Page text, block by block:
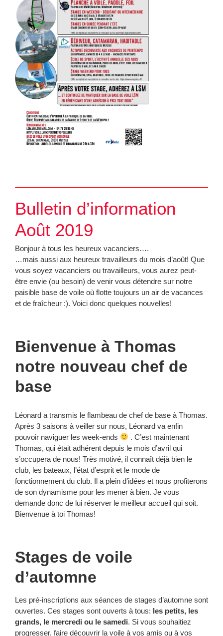
Bulletin d’information
Août 2019
Bonjour à tous les heureux vacanciers….
…mais aussi aux heureux travailleurs du mois d’août! Que
vous soyez vacanciers ou travailleurs, vous aurez peut-
être envie (ou besoin) de venir vous détendre sur notre
paisible base de voile où flotte toujours un air de vacances
et de fraîcheur :). Voici donc quelques nouvelles!
Bienvenue à Thomas
notre nouveau chef de
base
Léonard a transmis le flambeau de chef de base à Thomas.
Après 3 saisons à veiller sur nous, Léonard va enfin
pouvoir naviguer les week-ends
. C’est maintenant
Thomas, qui était adhérent depuis le mois d’avril qui
s’occupera de nous! Très motivé, il connaît déjà bien le
club, les bateaux, l’état d’esprit et le mode de
fonctionnement du club. Il a plein d’idées et nous profiterons
de son dynamisme pour les mener à bien. Je vous
demande donc de lui réserver le meilleur accueil qui soit.
Bienvenue à toi Thomas!
Stages de voile
d’automne
Les pré-inscriptions aux séances de stages d’automne sont
ouvertes. Ces stages sont ouverts à tous: les petits, les
grands, le mercredi ou le samedi. Si vous souhaitiez
progresser, faire découvrir la voile à vos amis ou à vos